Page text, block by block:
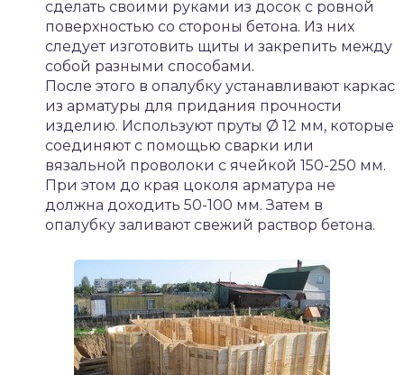
сделать своими руками из досок с ровной
поверхностью со стороны бетона. Из них
следует изготовить щиты и закрепить между
собой разными способами.
После этого в опалубку устанавливают каркас
из арматуры для придания прочности
изделию. Используют пруты Ø 12 мм, которые
соединяют с помощью сварки или
вязальной проволоки с ячейкой 150-250 мм.
При этом до края цоколя арматура не
должна доходить 50-100 мм. Затем в
опалубку заливают свежий раствор бетона.